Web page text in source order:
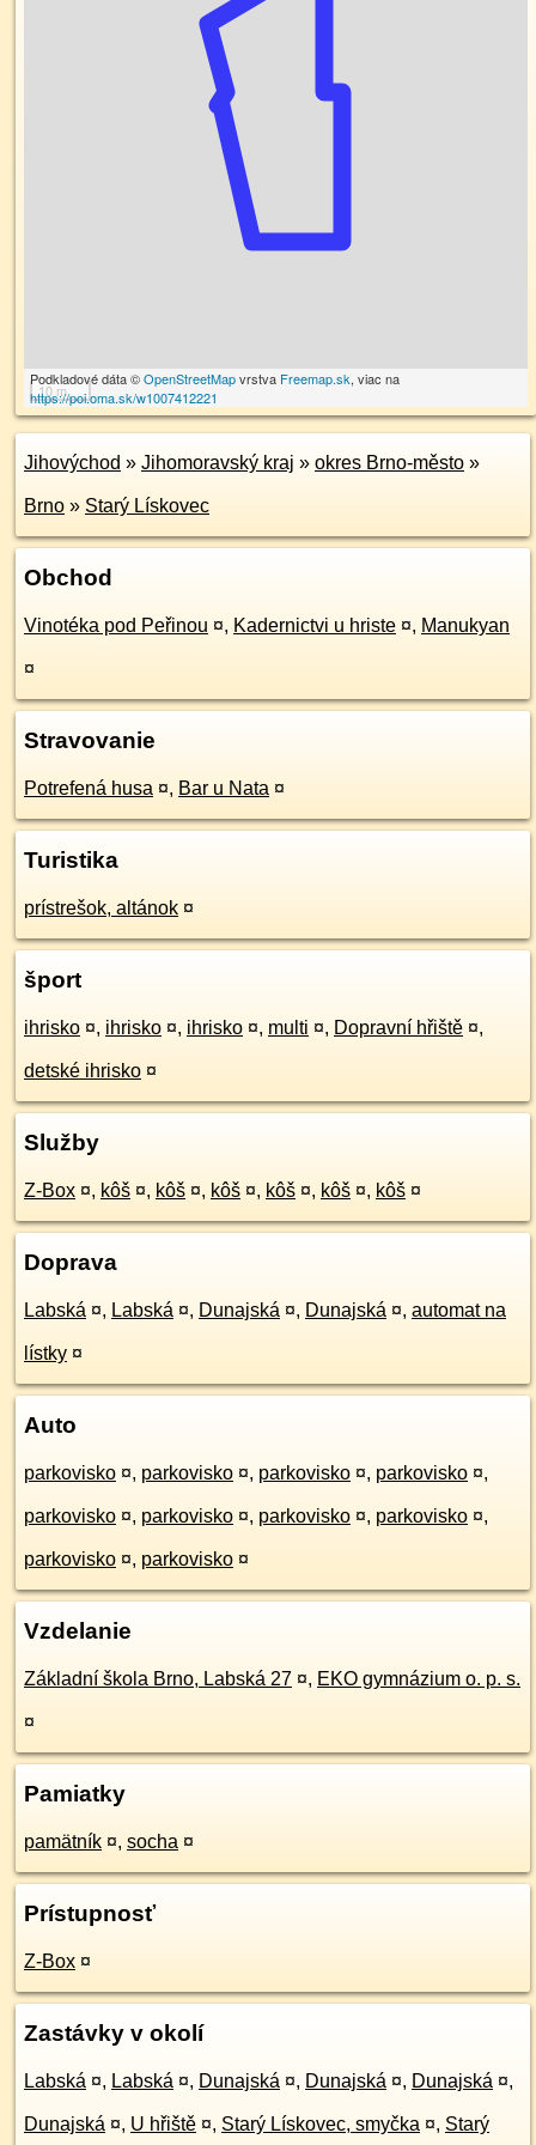
10 m
Podkladové dáta ©OpenStreetMapvrstva Freemap.sk, viac na
https://poi.oma.sk/w1007412221
Jihovýchod » Jihomoravský kraj » okres Brno-město »
Brno » Starý Lískovec
Obchod
Vinotéka pod Peřinou ¤, Kadernictvi u hriste ¤, Manukyan
¤
Stravovanie
Potrefená husa ¤, Bar u Nata ¤
Turistika
prístrešok, altánok ¤
šport
ihrisko ¤, ihrisko ¤, ihrisko ¤, multi ¤, Dopravní hřiště ¤,
detské ihrisko ¤
Služby
Z-Box ¤, kôš ¤, kôš ¤, kôš ¤, kôš ¤, kôš ¤, kôš ¤
Doprava
Labská ¤, Labská ¤, Dunajská ¤, Dunajská ¤, automat na
lístky ¤
Auto
parkovisko ¤, parkovisko ¤, parkovisko ¤, parkovisko ¤,
parkovisko ¤, parkovisko ¤, parkovisko ¤, parkovisko ¤,
parkovisko ¤, parkovisko ¤
Vzdelanie
Základní škola Brno, Labská 27 ¤, EKO gymnázium o. p. s.
¤
Pamiatky
pamätník ¤, socha ¤
Prístupnosť
Z-Box ¤
Zastávky v okolí
Labská ¤, Labská ¤, Dunajská ¤, Dunajská ¤, Dunajská ¤,
Dunajská ¤, U hřiště ¤, Starý Lískovec, smyčka ¤, Starý